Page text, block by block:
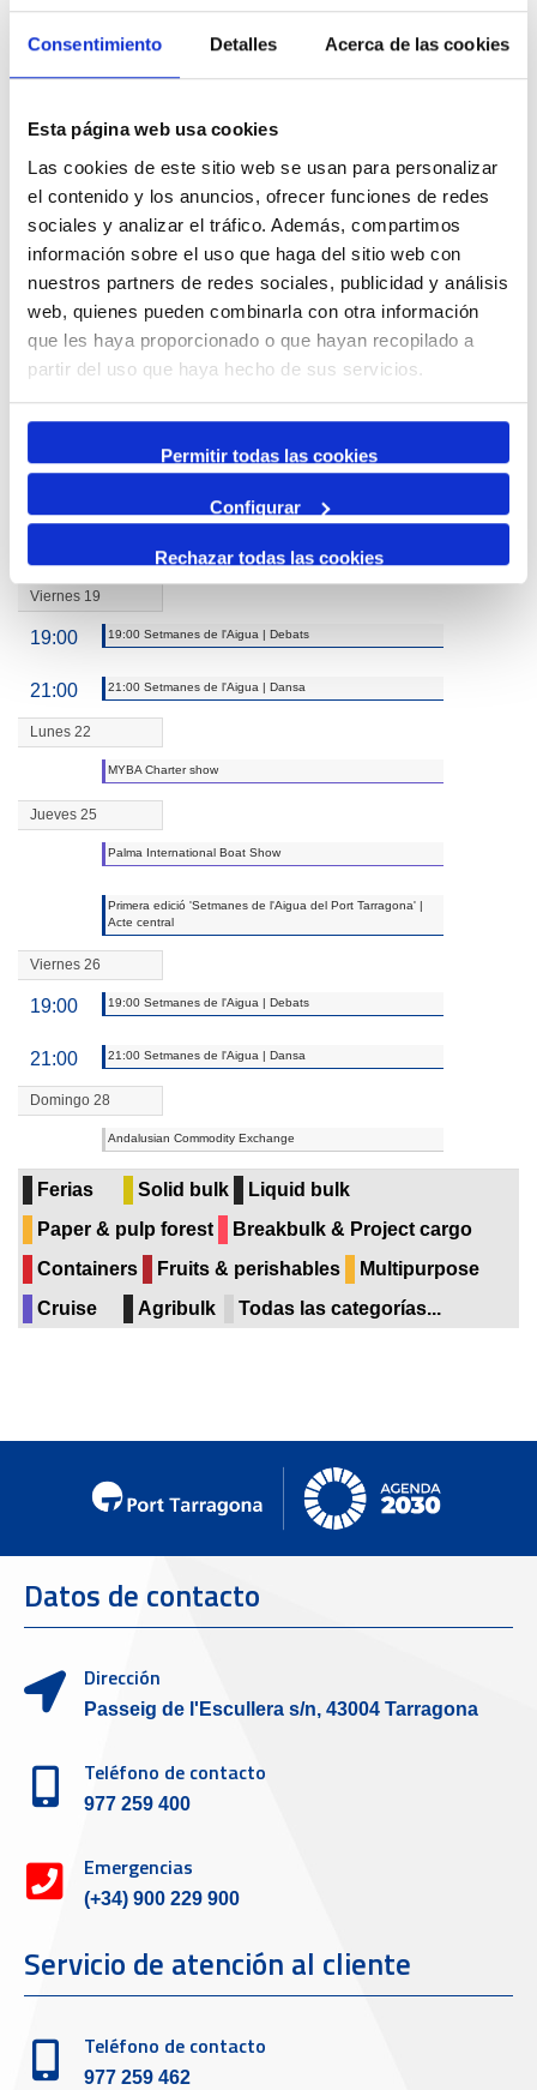
Consentimiento Detalles Acerca de las cookies
Esta página web usa cookies
Las cookies de este sitio web se usan para personalizar
el contenido y los anuncios, ofrecer funciones de redes
sociales y analizar el tráfico. Además, compartimos
información sobre el uso que haga del sitio web con
nuestros partners de redes sociales, publicidad y análisis
web, quienes pueden combinarla con otra información
que les haya proporcionado o que hayan recopilado a
partir del uso que haya hecho de sus servicios.
Permitir todas las cookies
Configurar
Rechazar todas las cookies
Jueves 11
Setmanes de l'Aigua | Exposició
Setmanes de l'Aigua | Exposició
Setmanes de l'Aigua | Exposició
21:00 21:00 Setmanes de l'Aigua | Dansa
Viernes 12
19:00 19:00 Setmanes de l'Aigua | Debats
11:30
11:30 Setmanes de l'Aigua | Tik Talk - La dessalinització de
l'aigua
Jueves 18
09:00 V Rail Day
Viernes 19
19:00 19:00 Setmanes de l'Aigua | Debats
21:00 21:00 Setmanes de l'Aigua | Dansa
Lunes 22
MYBA Charter show
Jueves 25
Palma International Boat Show
Primera edició 'Setmanes de l'Aigua del Port Tarragona' |
Acte central
Viernes 26
19:00 19:00 Setmanes de l'Aigua | Debats
21:00 21:00 Setmanes de l'Aigua | Dansa
Domingo 28
Andalusian Commodity Exchange
Ferias Solid bulk
Liquid bulk
Paper & pulp forest
Breakbulk & Project cargo
Containers
Fruits & perishables
Multipurpose
Cruise
Agribulk Todas las categorías...
Datos de contacto
Dirección
Passeig de l'Escullera s/n, 43004 Tarragona
Teléfono de contacto
977 259 400
Emergencias
(+34) 900 229 900
Servicio de atención al cliente
Teléfono de contacto
977 259 462